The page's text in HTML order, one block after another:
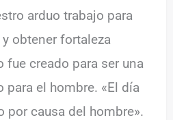
arduo trabajo para
obtener fortaleza
fue creado para ser una
para el hombre. «El día
por causa del hombre».